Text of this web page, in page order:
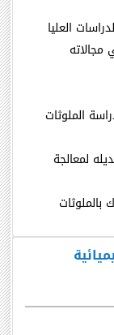
العليا
الملوثات
لمعالجة
بالملوثات